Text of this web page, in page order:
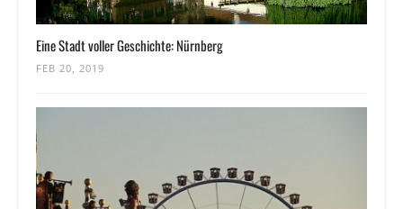
Eine Stadt voller Geschichte: Nürnberg
FEB 20, 2019